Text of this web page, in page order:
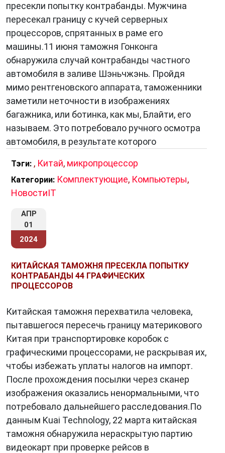
пресекли попытку контрабанды. Мужчина
пересекал границу с кучей серверных
процессоров, спрятанных в раме его
машины.11 июня таможня Гонконга
обнаружила случай контрабанды частного
автомобиля в заливе Шэньчжэнь. Пройдя
мимо рентгеновского аппарата, таможенники
заметили неточности в изображениях
багажника, или ботинка, как мы, Блайти, его
называем. Это потребовало ручного осмотра
автомобиля, в результате которого
Тэги: , Китай, микропроцессор
Категории: Комплектующие, Компьютеры,
НовостиIT
АПР
01
2024
КИТАЙСКАЯ ТАМОЖНЯ ПРЕСЕКЛА ПОПЫТКУ
КОНТРАБАНДЫ 44 ГРАФИЧЕСКИХ
ПРОЦЕССОРОВ
Китайская таможня перехватила человека,
пытавшегося пересечь границу материкового
Китая при транспортировке коробок с
графическими процессорами, не раскрывая их,
чтобы избежать уплаты налогов на импорт.
После прохождения посылки через сканер
изображения оказались ненормальными, что
потребовало дальнейшего расследования.По
данным Kuai Technology, 22 марта китайская
таможня обнаружила нераскрытую партию
видеокарт при проверке рейсов в